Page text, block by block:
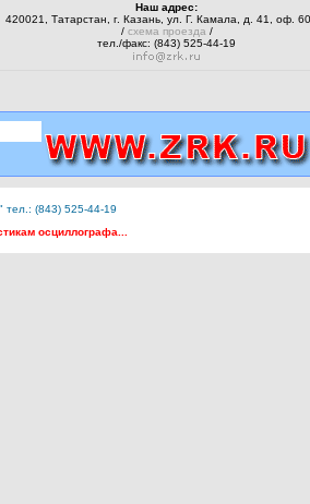
Наш адрес:
420021, Татарстан, г. Казань, ул. Г. Камала, д. 41, оф.
/ схема проезда /
тел./факс: (843) 525-44-19
(843) 525-44-19
осциллографа...